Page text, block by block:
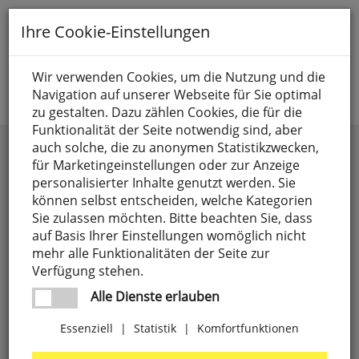
Toggle
Suche nach
Jetzt anmelden
Außenwandleuchten mit Sensor
Ihre Cookie-Einstellungen
Wir verwenden Cookies, um die Nutzung und die
Navigation auf unserer Webseite für Sie optimal
zu gestalten. Dazu zählen Cookies, die für die
Funktionalität der Seite notwendig sind, aber
auch solche, die zu anonymen Statistikzwecken,
für Marketingeinstellungen oder zur Anzeige
personalisierter Inhalte genutzt werden. Sie
können selbst entscheiden, welche Kategorien
Sie zulassen möchten. Bitte beachten Sie, dass
auf Basis Ihrer Einstellungen womöglich nicht
mehr alle Funktionalitäten der Seite zur
Verfügung stehen.
Alle Dienste erlauben
Essenziell | Statistik | Komfortfunktionen